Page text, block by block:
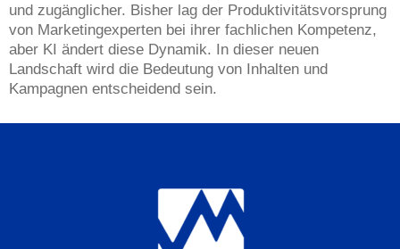
und zugänglicher. Bisher lag der Produktivitätsvorsprung
von Marketingexperten bei ihrer fachlichen Kompetenz,
aber KI ändert diese Dynamik. In dieser neuen
Landschaft wird die Bedeutung von Inhalten und
Kampagnen entscheidend sein.